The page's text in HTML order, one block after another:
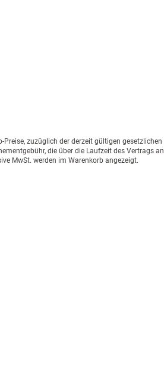
Preise, zuzüglich der derzeit gültigen
die über die Laufzeit des Vertrags
MwSt. werden im Warenkorb angezeigt.